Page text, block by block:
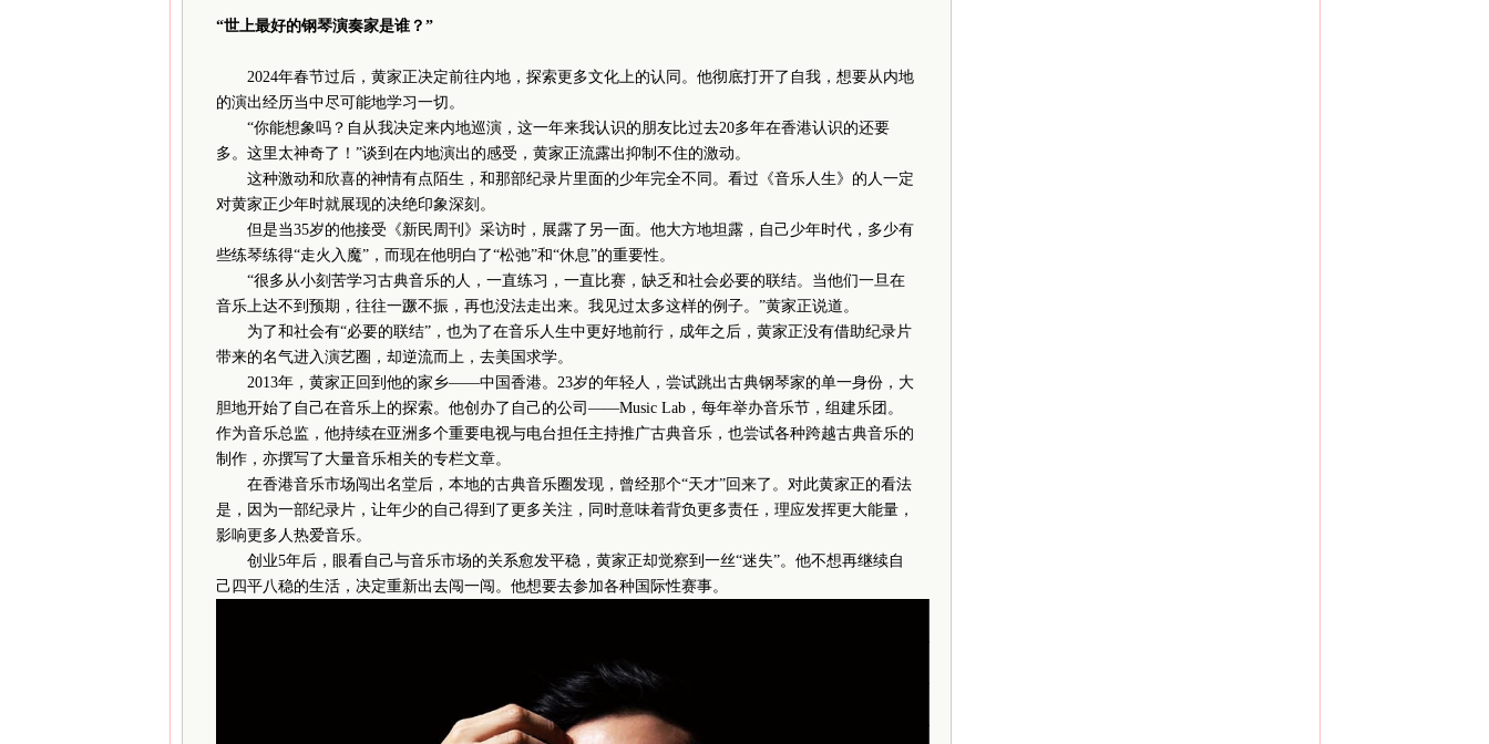
“世上最好的钢琴演奏家是谁？”
2024年春节过后，黄家正决定前往内地，探索更多文化上的认同。他彻底打开了自我，想要从内地
的演出经历当中尽可能地学习一切。
“你能想象吗？自从我决定来内地巡演，这一年来我认识的朋友比过去20多年在香港认识的还要
多。这里太神奇了！”谈到在内地演出的感受，黄家正流露出抑制不住的激动。
这种激动和欣喜的神情有点陌生，和那部纪录片里面的少年完全不同。看过《音乐人生》的人一定
对黄家正少年时就展现的决绝印象深刻。
但是当35岁的他接受《新民周刊》采访时，展露了另一面。他大方地坦露，自己少年时代，多少有
些练琴练得“走火入魔”，而现在他明白了“松弛”和“休息”的重要性。
“很多从小刻苦学习古典音乐的人，一直练习，一直比赛，缺乏和社会必要的联结。当他们一旦在
音乐上达不到预期，往往一蹶不振，再也没法走出来。我见过太多这样的例子。”黄家正说道。
为了和社会有“必要的联结”，也为了在音乐人生中更好地前行，成年之后，黄家正没有借助纪录片
带来的名气进入演艺圈，却逆流而上，去美国求学。
2013年，黄家正回到他的家乡——中国香港。23岁的年轻人，尝试跳出古典钢琴家的单一身份，大
胆地开始了自己在音乐上的探索。他创办了自己的公司——Music Lab，每年举办音乐节，组建乐团。
作为音乐总监，他持续在亚洲多个重要电视与电台担任主持推广古典音乐，也尝试各种跨越古典音乐的
制作，亦撰写了大量音乐相关的专栏文章。
在香港音乐市场闯出名堂后，本地的古典音乐圈发现，曾经那个“天才”回来了。对此黄家正的看法
是，因为一部纪录片，让年少的自己得到了更多关注，同时意味着背负更多责任，理应发挥更大能量，
影响更多人热爱音乐。
创业5年后，眼看自己与音乐市场的关系愈发平稳，黄家正却觉察到一丝“迷失”。他不想再继续自
己四平八稳的生活，决定重新出去闯一闯。他想要去参加各种国际性赛事。